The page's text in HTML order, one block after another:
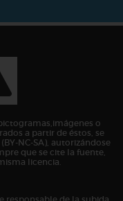
o
a partir de éstos, se
NC-SA), autorizándose
que se cite la fuente,
licencia.